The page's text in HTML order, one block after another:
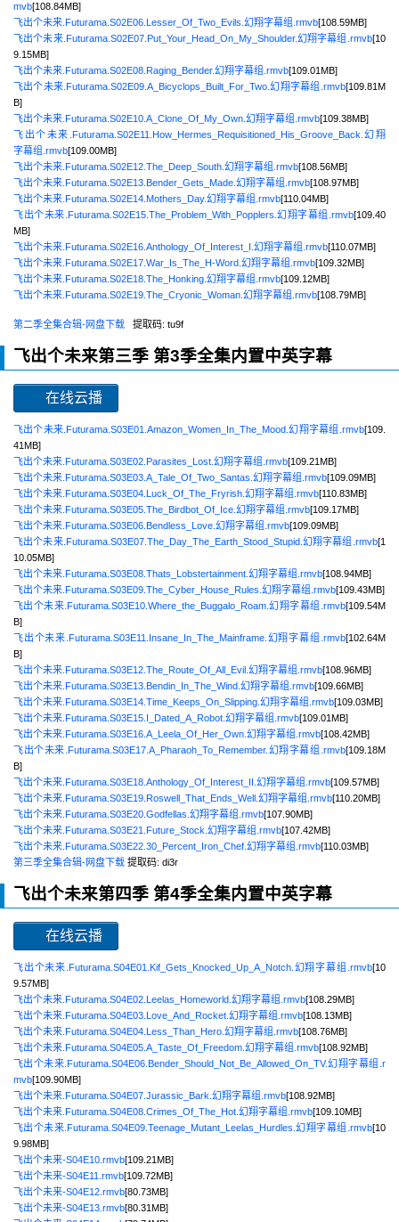
mvb[108.84MB]
飞出个未来.Futurama.S02E06.Lesser_Of_Two_Evils.幻翔字幕组.rmvb[108.59MB]
飞出个未来.Futurama.S02E07.Put_Your_Head_On_My_Shoulder.幻翔字幕组.rmvb[10
9.15MB]
飞出个未来.Futurama.S02E08.Raging_Bender.幻翔字幕组.rmvb[109.01MB]
飞出个未来.Futurama.S02E09.A_Bicyclops_Built_For_Two.幻翔字幕组.rmvb[109.81M
B]
飞出个未来.Futurama.S02E10.A_Clone_Of_My_Own.幻翔字幕组.rmvb[109.38MB]
飞出个未来.Futurama.S02E11.How_Hermes_Requisitioned_His_Groove_Back.幻翔
字幕组.rmvb[109.00MB]
飞出个未来.Futurama.S02E12.The_Deep_South.幻翔字幕组.rmvb[108.56MB]
飞出个未来.Futurama.S02E13.Bender_Gets_Made.幻翔字幕组.rmvb[108.97MB]
飞出个未来.Futurama.S02E14.Mothers_Day.幻翔字幕组.rmvb[110.04MB]
飞出个未来.Futurama.S02E15.The_Problem_With_Popplers.幻翔字幕组.rmvb[109.40
MB]
飞出个未来.Futurama.S02E16.Anthology_Of_Interest_I.幻翔字幕组.rmvb[110.07MB]
飞出个未来.Futurama.S02E17.War_Is_The_H-Word.幻翔字幕组.rmvb[109.32MB]
飞出个未来.Futurama.S02E18.The_Honking.幻翔字幕组.rmvb[109.12MB]
飞出个未来.Futurama.S02E19.The_Cryonic_Woman.幻翔字幕组.rmvb[108.79MB]
第二季全集合辑-网盘下载 提取码: tu9f
飞出个未来第三季 第3季全集内置中英字幕
在线云播
飞出个未来.Futurama.S03E01.Amazon_Women_In_The_Mood.幻翔字幕组.rmvb[109.
41MB]
飞出个未来.Futurama.S03E02.Parasites_Lost.幻翔字幕组.rmvb[109.21MB]
飞出个未来.Futurama.S03E03.A_Tale_Of_Two_Santas.幻翔字幕组.rmvb[109.09MB]
飞出个未来.Futurama.S03E04.Luck_Of_The_Fryrish.幻翔字幕组.rmvb[110.83MB]
飞出个未来.Futurama.S03E05.The_Birdbot_Of_Ice.幻翔字幕组.rmvb[109.17MB]
飞出个未来.Futurama.S03E06.Bendless_Love.幻翔字幕组.rmvb[109.09MB]
飞出个未来.Futurama.S03E07.The_Day_The_Earth_Stood_Stupid.幻翔字幕组.rmvb[1
10.05MB]
飞出个未来.Futurama.S03E08.Thats_Lobstertainment.幻翔字幕组.rmvb[108.94MB]
飞出个未来.Futurama.S03E09.The_Cyber_House_Rules.幻翔字幕组.rmvb[109.43MB]
飞出个未来.Futurama.S03E10.Where_the_Buggalo_Roam.幻翔字幕组.rmvb[109.54M
B]
飞出个未来.Futurama.S03E11.Insane_In_The_Mainframe.幻翔字幕组.rmvb[102.64M
B]
飞出个未来.Futurama.S03E12.The_Route_Of_All_Evil.幻翔字幕组.rmvb[108.96MB]
飞出个未来.Futurama.S03E13.Bendin_In_The_Wind.幻翔字幕组.rmvb[109.66MB]
飞出个未来.Futurama.S03E14.Time_Keeps_On_Slipping.幻翔字幕组.rmvb[109.03MB]
飞出个未来.Futurama.S03E15.I_Dated_A_Robot.幻翔字幕组.rmvb[109.01MB]
飞出个未来.Futurama.S03E16.A_Leela_Of_Her_Own.幻翔字幕组.rmvb[108.42MB]
飞出个未来.Futurama.S03E17.A_Pharaoh_To_Remember.幻翔字幕组.rmvb[109.18M
B]
飞出个未来.Futurama.S03E18.Anthology_Of_Interest_II.幻翔字幕组.rmvb[109.57MB]
飞出个未来.Futurama.S03E19.Roswell_That_Ends_Well.幻翔字幕组.rmvb[110.20MB]
飞出个未来.Futurama.S03E20.Godfellas.幻翔字幕组.rmvb[107.90MB]
飞出个未来.Futurama.S03E21.Future_Stock.幻翔字幕组.rmvb[107.42MB]
飞出个未来.Futurama.S03E22.30_Percent_Iron_Chef.幻翔字幕组.rmvb[110.03MB]
第三季全集合辑-网盘下载 提取码: di3r
飞出个未来第四季 第4季全集内置中英字幕
在线云播
飞出个未来.Futurama.S04E01.Kif_Gets_Knocked_Up_A_Notch.幻翔字幕组.rmvb[10
9.57MB]
飞出个未来.Futurama.S04E02.Leelas_Homeworld.幻翔字幕组.rmvb[108.29MB]
飞出个未来.Futurama.S04E03.Love_And_Rocket.幻翔字幕组.rmvb[108.13MB]
飞出个未来.Futurama.S04E04.Less_Than_Hero.幻翔字幕组.rmvb[108.76MB]
飞出个未来.Futurama.S04E05.A_Taste_Of_Freedom.幻翔字幕组.rmvb[108.92MB]
飞出个未来.Futurama.S04E06.Bender_Should_Not_Be_Allowed_On_TV.幻翔字幕组.r
mvb[109.90MB]
飞出个未来.Futurama.S04E07.Jurassic_Bark.幻翔字幕组.rmvb[108.92MB]
飞出个未来.Futurama.S04E08.Crimes_Of_The_Hot.幻翔字幕组.rmvb[109.10MB]
飞出个未来.Futurama.S04E09.Teenage_Mutant_Leelas_Hurdles.幻翔字幕组.rmvb[10
9.98MB]
飞出个未来-S04E10.rmvb[109.21MB]
飞出个未来-S04E11.rmvb[109.72MB]
飞出个未来-S04E12.rmvb[80.73MB]
飞出个未来-S04E13.rmvb[80.31MB]